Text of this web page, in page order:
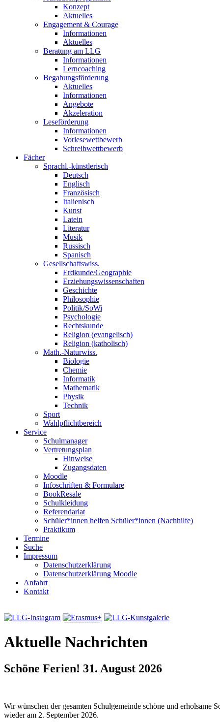
Konzept
Aktuelles
Engagement & Courage
Informationen
Aktuelles
Beratung am LLG
Informationen
Lerncoaching
Begabungsförderung
Aktuelles
Informationen
Angebote
Akzeleration
Leseförderung
Informationen
Vorlesewettbewerb
Schreibwettbewerb
Fächer
Sprachl.-künstlerisch
Deutsch
Englisch
Französisch
Italienisch
Kunst
Latein
Literatur
Musik
Russisch
Spanisch
Gesellschaftswiss.
Erdkunde/Geographie
Erziehungswissenschaften
Geschichte
Philosophie
Politik/SoWi
Psychologie
Rechtskunde
Religion (evangelisch)
Religion (katholisch)
Math.-Naturwiss.
Biologie
Chemie
Informatik
Mathematik
Physik
Technik
Sport
Wahlpflichtbereich
Service
Schulmanager
Vertretungsplan
Hinweise
Zugangsdaten
Moodle
Infoschriften & Formulare
BookResale
Schulkleidung
Referendariat
Schüler*innen helfen Schüler*innen (Nachhilfe)
Praktikum
Termine
Suche
Impressum
Datenschutzerklärung
Datenschutzerklärung Moodle
Anfahrt
Kontakt
Aktuelle Nachrichten
Schöne Ferien! 31. August 2026
Wir wünschen der gesamten Schulgemeinde schöne und erholsame
wieder am 2. September 2026.